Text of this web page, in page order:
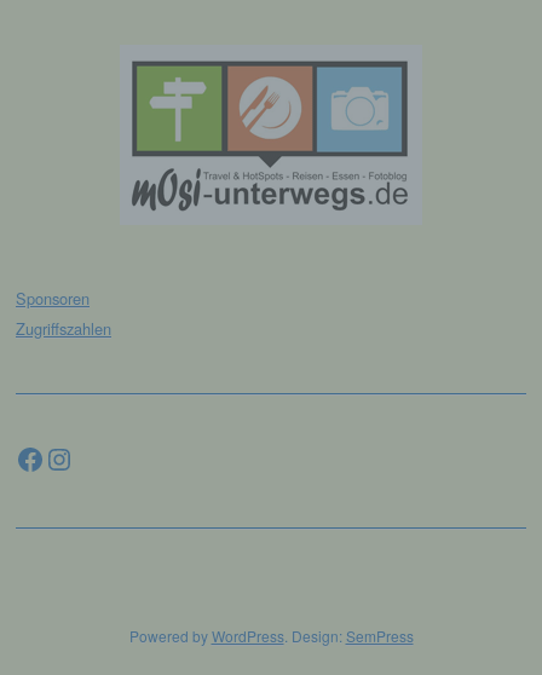
Sponsoren
Zugriffszahlen
Facebook
Powered byWordPress. Design: SemPress
Informationen gesondert aufbewahrt werden
und technischen und organisatorischen
Maßnahmen unterliegen, die gewährleisten,
dass die personenbezogenen Daten nicht
einer identifizierten oder identifizierbaren
natürlichen Person zugewiesen werden.
Verantwortlicher oder für die Verarbeitung
oder andere Stelle, die allein oder
Mitgliedstaaten vorgesehen werden.